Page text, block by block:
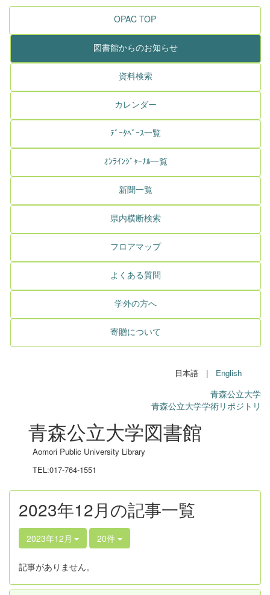
OPAC TOP
図書館からのお知らせ
資料検索
カレンダー
ﾃﾞｰﾀﾍﾞｰｽ一覧
ｵﾝﾗｲﾝｼﾞｬｰﾅﾙ一覧
新聞一覧
県内横断検索
フロアマップ
よくある質問
学外の方へ
寄贈について
日本語 | English
青森公立大学
青森公立大学学術リポジトリ
青森公立大学図書館
Aomori Public University Library
TEL:017-764-1551
2023年12月の記事一覧
2023年12月 20件
記事がありません。